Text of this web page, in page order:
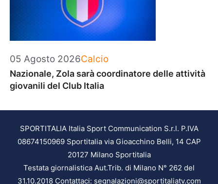
05 Agosto 2026Categorie
Calcio
Nazionale, Zola sarà coordinatore delle attività
giovanili del Club Italia
SPORTITALIA Italia Sport Communication S.r.l. P.IVA
08674150969 Sportitalia via Gioacchino Belli, 14 CAP
20127 Milano Sportitalia
Testata giornalistica Aut.Trib. di Milano N° 262 del
31.10.2018 Contattaci: segnalazioni@sportitaliatv.com